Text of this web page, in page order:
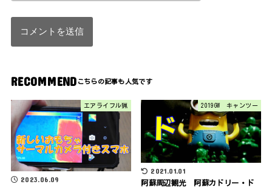
RECOMMEND
エアライフル猟
2023.06.09
2019GW キャンツー
2021.01.01
阿蘇周辺観光 阿蘇カドリー・ド